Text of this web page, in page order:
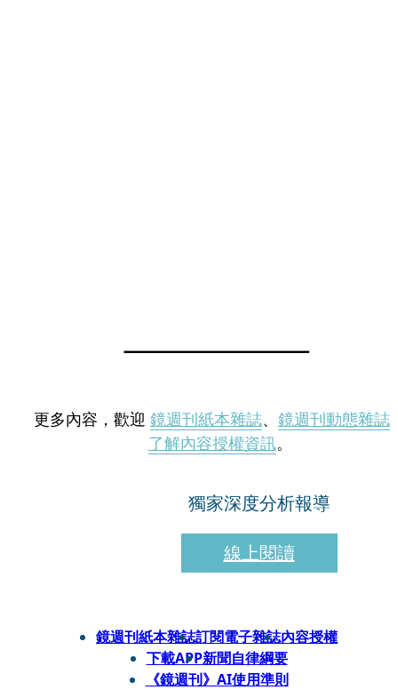
更多內容，歡迎 鏡週刊紙本雜誌、 鏡週刊動態雜誌
了解內容授權資訊。
獨家深度分析報導
線上閱讀
鏡週刊紙本雜誌訂閱電子雜誌內容授權
下載APP新聞自律綱要
《鏡週刊》AI使用準則